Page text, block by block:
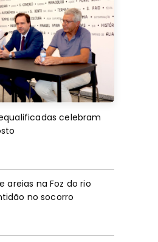
celebram
areias na Foz do rio
no socorro